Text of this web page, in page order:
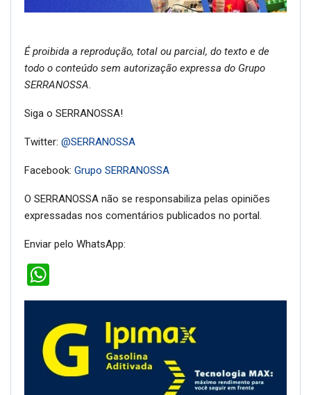
É proibida a reprodução, total ou parcial, do texto e de
todo o conteúdo sem autorização expressa do Grupo
SERRANOSSA.
Siga o SERRANOSSA!
Twitter: @SERRANOSSA
Facebook: Grupo SERRANOSSA
O SERRANOSSA não se responsabiliza pelas opiniões
expressadas nos comentários publicados no portal.
Enviar pelo WhatsApp: